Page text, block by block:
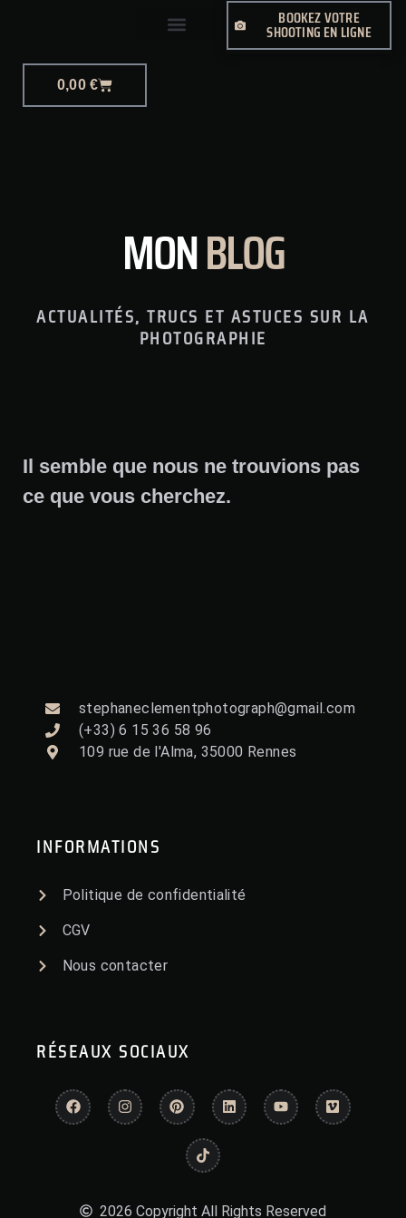
BOOKEZ VOTRE
SHOOTING EN LIGNE
0,00 €
MONBLOG
ACTUALITÉS, TRUCS ET ASTUCES SUR LA
PHOTOGRAPHIE
Il semble que nous ne trouvions pas
ce que vous cherchez.
stephaneclementphotograph@gmail.com
(+33) 6 15 36 58 96
109 rue de l'Alma, 35000 Rennes
INFORMATIONS
Politique de confidentialité
CGV
Nous contacter
RÉSEAUX SOCIAUX
2026 Copyright All Rights Reserved